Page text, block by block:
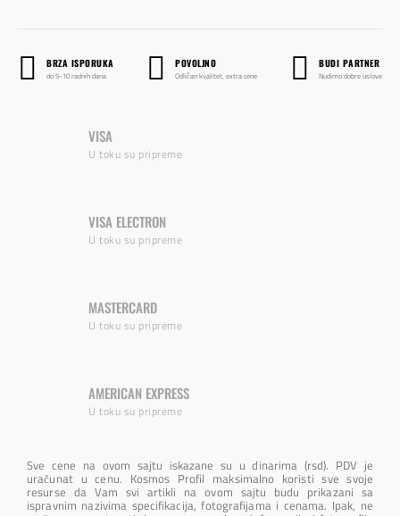
BRZA ISPORUKA
do 5-10 radnih dana
POVOLJNO
Odličan kvalitet, extra cene
BUDI PARTNER
Nudimo dobre uslove
VISA
U toku su pripreme
VISA ELECTRON
U toku su pripreme
MASTERCARD
U toku su pripreme
AMERICAN EXPRESS
U toku su pripreme
Sve cene na ovom sajtu iskazane su u dinarima (rsd). PDV je
uračunat u cenu. Kosmos Profil maksimalno koristi sve svoje
resurse da Vam svi artikli na ovom sajtu budu prikazani sa
ispravnim nazivima specifikacija, fotografijama i cenama. Ipak, ne